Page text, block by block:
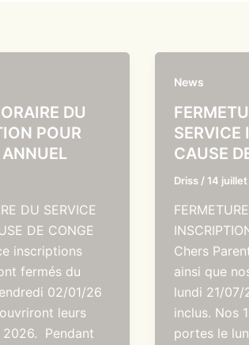
DU
POUR
DU SERVICE
DE CONGE
inscriptions
fermés du
02/01/26
leurs
Pendant
News
SERVICE
CAUSE
Driss / 14
Chers
ainsi que
lundi 21/
inclus. Nos
portes le